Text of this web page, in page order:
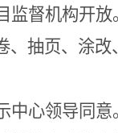
监督机构开
抽页、涂
中心领导同意